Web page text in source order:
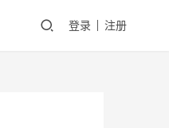
登录 注册